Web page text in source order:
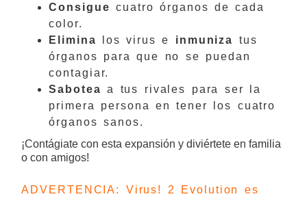
Consigue cuatro órganos de cada
color.
Elimina
los virus e inmuniza
tus
órganos para que no se puedan
contagiar.
Sabotea a tus rivales para ser la
primera persona en tener los cuatro
órganos sanos.
¡Contágiate con esta expansión y diviértete en familia
o con amigos!
ADVERTENCIA:
Virus! 2 Evolution es